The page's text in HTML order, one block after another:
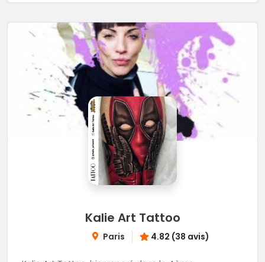
Kalie Art Tattoo
Paris 4.82 (38 avis)